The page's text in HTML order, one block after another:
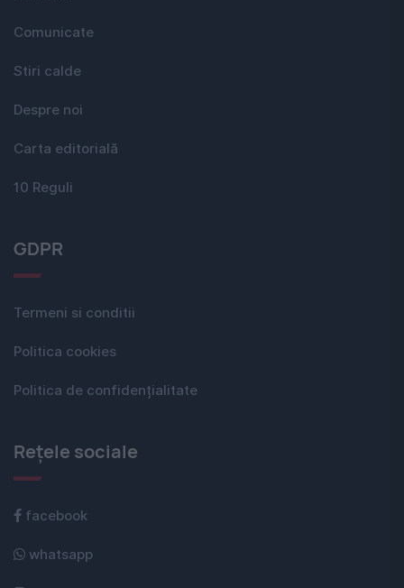
Comunicate
Stiri calde
Despre noi
Carta editorială
10 Reguli
GDPR
Termeni si conditii
Politica cookies
Politica de confidențialitate
Rețele sociale
facebook
whatsapp